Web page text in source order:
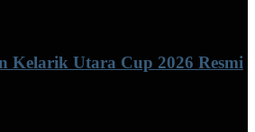
Kelarik Utara Cup 2026 Resmi